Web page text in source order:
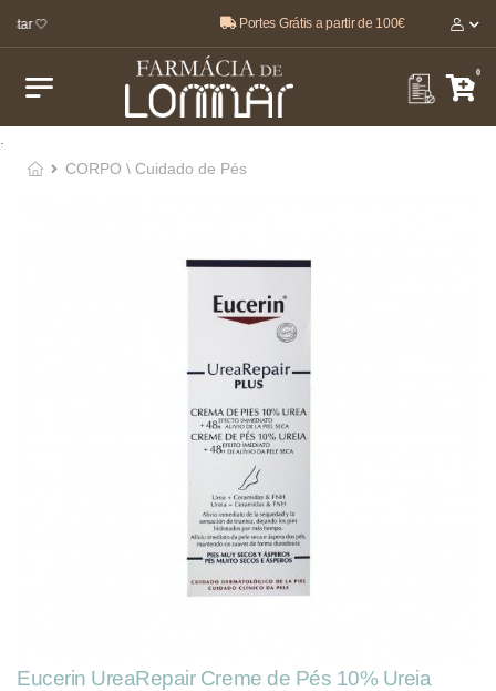
🤍 Portes Grátis a partir de 100€
0
CORPO \ Cuidado de Pés
Eucerin UreaRepair Creme de Pés 10% Ureia